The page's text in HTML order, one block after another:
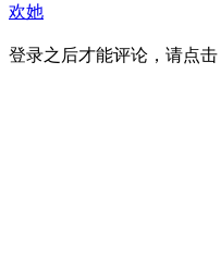
欢她
登录之后才能评论，请点击